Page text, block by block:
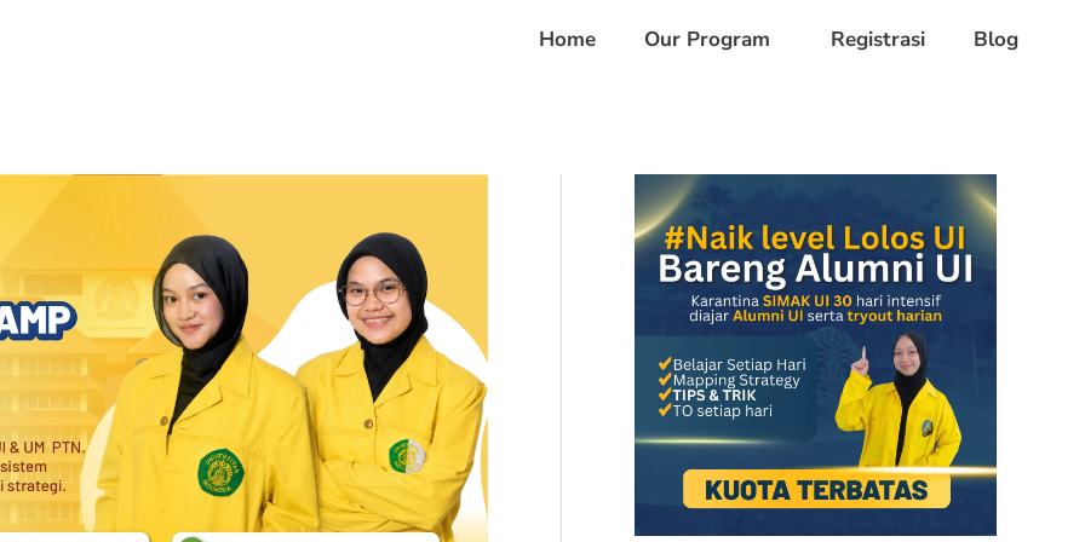
Home Our Program Registrasi Blog